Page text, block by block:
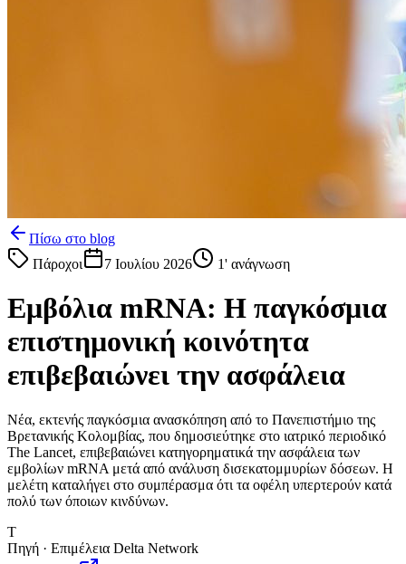
Πίσω στο blog
Πάροχοι
7 Ιουλίου 2026 1' ανάγνωση
Εμβόλια mRNA: Η παγκόσμια
επιστημονική κοινότητα
επιβεβαιώνει την ασφάλεια
Νέα, εκτενής παγκόσμια ανασκόπηση από το Πανεπιστήμιο της
Βρετανικής Κολομβίας, που δημοσιεύτηκε στο ιατρικό περιοδικό
The Lancet, επιβεβαιώνει κατηγορηματικά την ασφάλεια των
εμβολίων mRNA μετά από ανάλυση δισεκατομμυρίων δόσεων. Η
μελέτη καταλήγει στο συμπέρασμα ότι τα οφέλη υπερτερούν κατά
πολύ των όποιων κινδύνων.
T
Πηγή · Επιμέλεια Delta Network